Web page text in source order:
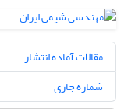
مقالات آماده انتشار
شماره جاری